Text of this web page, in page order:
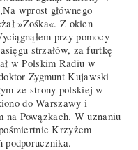
wprost głównego
»Zośka«. Z okien
przy pomocy
strzałów, za furtkę
w Polskim Radiu w
Zygmunt Kujawski
ze strony polskiej w
do Warszawy i
na Powązkach. W uznaniu
Krzyżem
podporucznika.